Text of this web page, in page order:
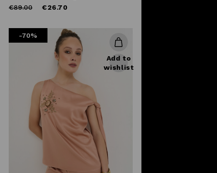
Price
€89.00to €26.70
-70%
Add to
wishlist